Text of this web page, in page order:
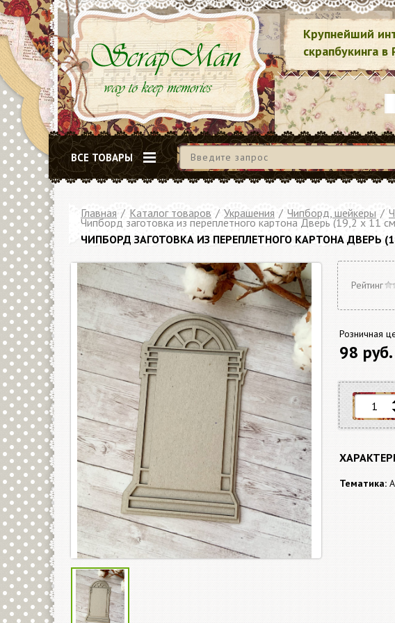
Крупнейший
скрапбукинга в
ВСЕ ТОВАРЫ
Главная / Каталог товаров / Украшения / Чипборд, шейкеры /
Чипборд заготовка из переплетного картона Дверь (19,2 х 11
ЧИПБОРД ЗАГОТОВКА ИЗ ПЕРЕПЛЕТНОГО КАРТОНА ДВЕРЬ
Рейтинг
Розничная
98 руб.
Тематика: